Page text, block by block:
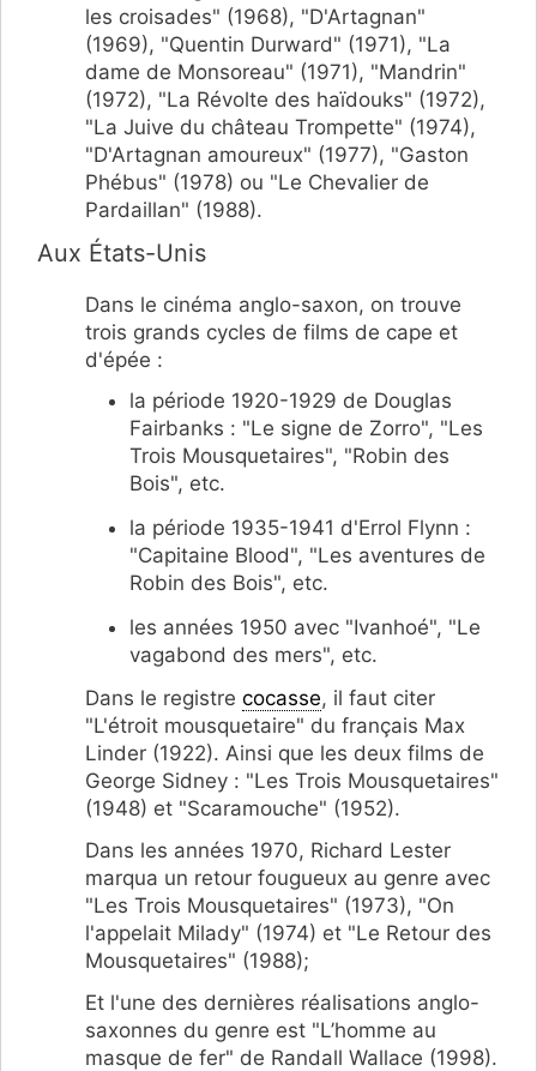
les croisades" (1968), "D'Artagnan"
(1969), "Quentin Durward" (1971), "La
dame de Monsoreau" (1971), "Mandrin"
(1972), "La Révolte des haïdouks" (1972),
"La Juive du château Trompette" (1974),
"D'Artagnan amoureux" (1977), "Gaston
Phébus" (1978) ou "Le Chevalier de
Pardaillan" (1988).
Aux États-Unis
Dans le cinéma anglo-saxon, on trouve
trois grands cycles de films de cape et
d'épée :
la période 1920-1929 de Douglas
Fairbanks : "Le signe de Zorro", "Les
Trois Mousquetaires", "Robin des
Bois", etc.
la période 1935-1941 d'Errol Flynn :
"Capitaine Blood", "Les aventures de
Robin des Bois", etc.
les années 1950 avec "Ivanhoé", "Le
vagabond des mers", etc.
Dans le registre cocasse, il faut citer
"L'étroit mousquetaire" du français Max
Linder (1922). Ainsi que les deux films de
George Sidney : "Les Trois Mousquetaires"
(1948) et "Scaramouche" (1952).
Dans les années 1970, Richard Lester
marqua un retour fougueux au genre avec
"Les Trois Mousquetaires" (1973), "On
l'appelait Milady" (1974) et "Le Retour des
Mousquetaires" (1988);
Et l'une des dernières réalisations anglo-
saxonnes du genre est "L’homme au
masque de fer" de Randall Wallace (1998).